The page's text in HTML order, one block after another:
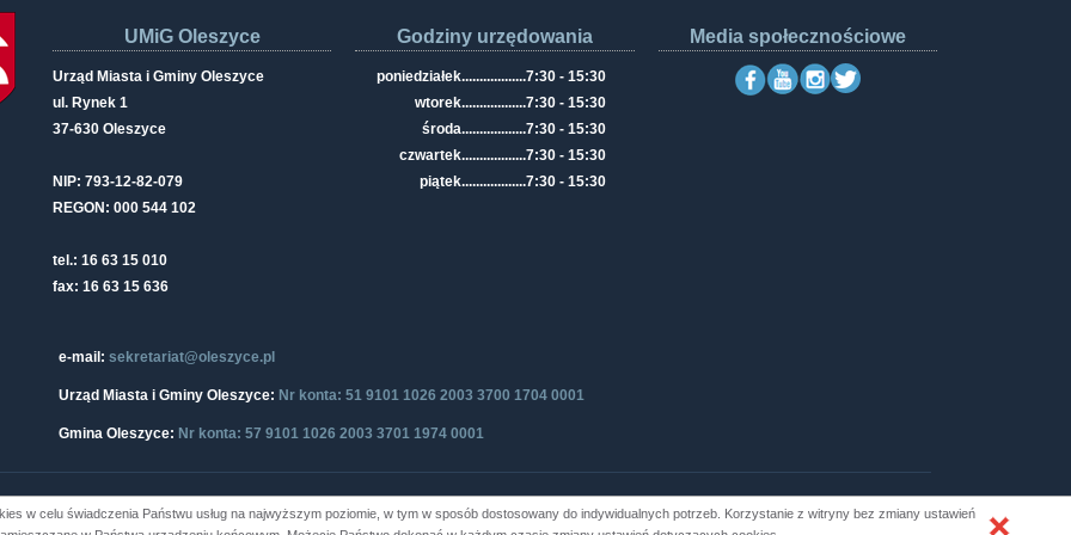
UMiG Oleszyce
Urząd Miasta i Gminy Oleszyce
ul. Rynek 1
37-630 Oleszyce
NIP: 793-12-82-079
REGON: 000 544 102
tel.: 16 63 15 010
fax: 16 63 15 636
Godziny urzędowania
poniedziałek..................7:30 - 15:30
wtorek..................7:30 - 15:30
środa..................7:30 - 15:30
czwartek..................7:30 - 15:30
piątek..................7:30 - 15:30
Media społecznościowe
e-mail: sekretariat@oleszyce.pl
Urząd Miasta i Gminy Oleszyce: Nr konta: 51 9101 1026 2003 3700 1704 0001
Gmina Oleszyce: Nr konta: 57 9101 1026 2003 3701 1974 0001
Oleszyce Produkcja i hosting: ZETO-RZESZÓW
w celu świadczenia Państwu usług na najwyższym poziomie, w tym w sposób dostosowany do indywidualnych potrzeb. Korzystanie z witryny bez zmiany ustawień